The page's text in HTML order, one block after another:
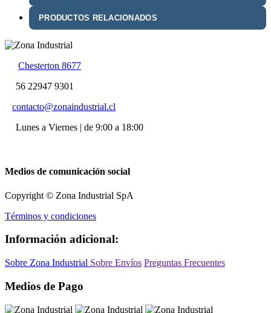
PRODUCTOS RELACIONADOS
Chesterton 8677
56 22947 9301
contacto@zonaindustrial.cl
Lunes a Viernes | de 9:00 a 18:00
Medios de comunicación social
Copyright © Zona Industrial SpA
Términos y condiciones
Información adicional:
Sobre Zona Industrial Sobre Envíos Preguntas Frecuentes
Medios de Pago